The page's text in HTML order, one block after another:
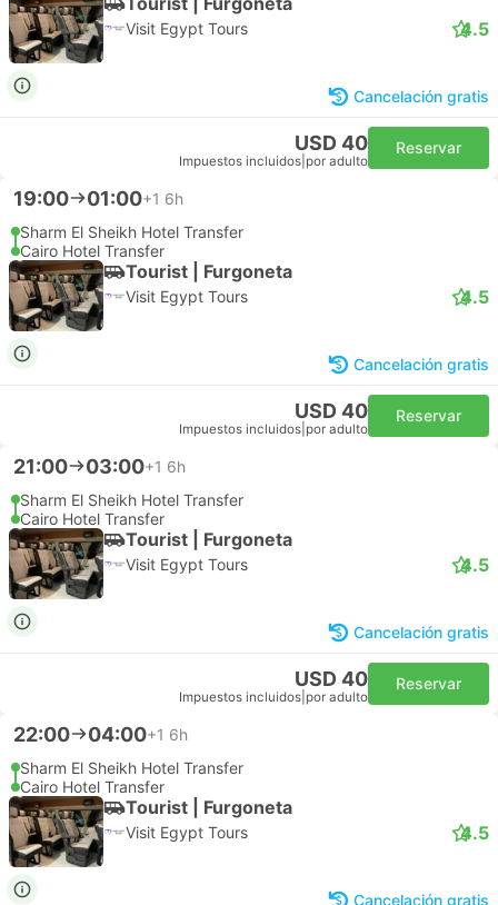
Visit Egypt Tours 4.5
Cancelación gratis
USD 40
Impuestos incluidos por adulto
Reservar
19:00 01:00+1 6h
Sharm El Sheikh Hotel Transfer
Cairo Hotel Transfer
Tourist | Furgoneta
Visit Egypt Tours 4.5
Cancelación gratis
USD 40
Impuestos incluidos por adulto
Reservar
21:00 03:00+1 6h
Sharm El Sheikh Hotel Transfer
Cairo Hotel Transfer
Tourist | Furgoneta
Visit Egypt Tours 4.5
Cancelación gratis
USD 40
Impuestos incluidos por adulto
Reservar
22:00 04:00+1 6h
Sharm El Sheikh Hotel Transfer
Cairo Hotel Transfer
Tourist | Furgoneta
Visit Egypt Tours 4.5
Cancelación gratis